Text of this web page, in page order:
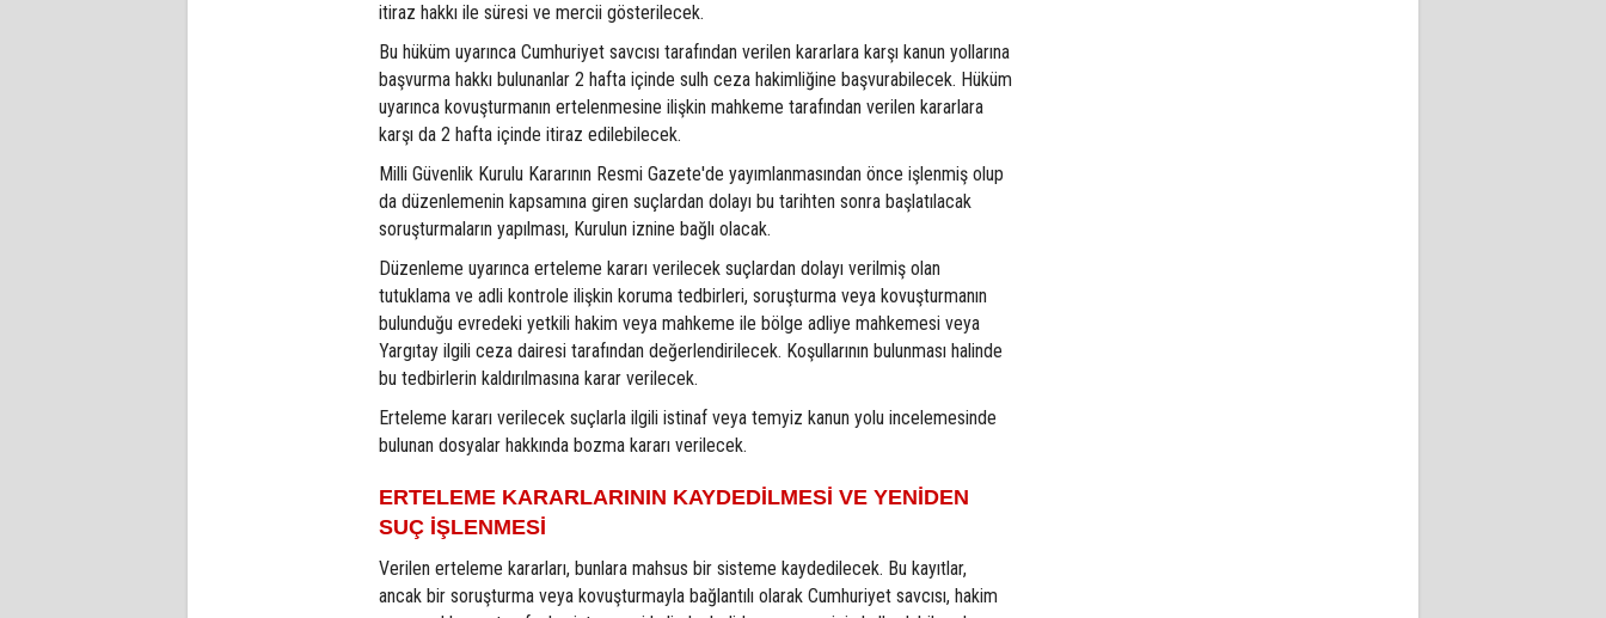
itiraz hakkı ile süresi ve mercii gösterilecek.
Bu hüküm uyarınca Cumhuriyet savcısı tarafından verilen kararlara karşı kanun yollarına
başvurma hakkı bulunanlar 2 hafta içinde sulh ceza hakimliğine başvurabilecek. Hüküm
uyarınca kovuşturmanın ertelenmesine ilişkin mahkeme tarafından verilen kararlara
karşı da 2 hafta içinde itiraz edilebilecek.
Milli Güvenlik Kurulu Kararının Resmi Gazete'de yayımlanmasından önce işlenmiş olup
da düzenlemenin kapsamına giren suçlardan dolayı bu tarihten sonra başlatılacak
soruşturmaların yapılması, Kurulun iznine bağlı olacak.
Düzenleme uyarınca erteleme kararı verilecek suçlardan dolayı verilmiş olan
tutuklama ve adli kontrole ilişkin koruma tedbirleri, soruşturma veya kovuşturmanın
bulunduğu evredeki yetkili hakim veya mahkeme ile bölge adliye mahkemesi veya
Yargıtay ilgili ceza dairesi tarafından değerlendirilecek. Koşullarının bulunması halinde
bu tedbirlerin kaldırılmasına karar verilecek.
Erteleme kararı verilecek suçlarla ilgili istinaf veya temyiz kanun yolu incelemesinde
bulunan dosyalar hakkında bozma kararı verilecek.
ERTELEME KARARLARININ KAYDEDİLMESİ VE YENİDEN
SUÇ İŞLENMESİ
Verilen erteleme kararları, bunlara mahsus bir sisteme kaydedilecek. Bu kayıtlar,
ancak bir soruşturma veya kovuşturmayla bağlantılı olarak Cumhuriyet savcısı, hakim